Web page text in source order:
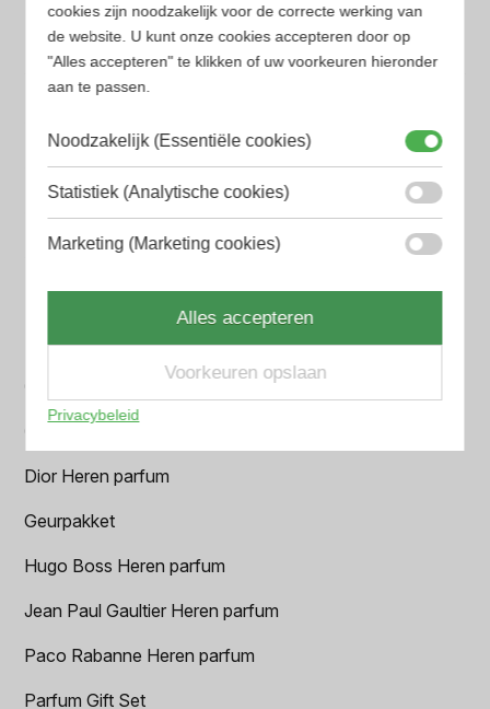
minder tijd en geld kwijt bent
Populaire herengeuren
Aramis Heren parfum
Armani Heren parfum
Azzaro Heren parfum
BALR. Heren parfum
BVLGARI Heren parfum
Chanel Heren parfum
Creed heren parfum
Dior Heren parfum
Geurpakket
Hugo Boss Heren parfum
Jean Paul Gaultier Heren parfum
Paco Rabanne Heren parfum
Parfum Gift Set
cookies zijn noodzakelijk voor de correcte werking van
de website. U kunt onze cookies accepteren door op
"Alles accepteren" te klikken of uw voorkeuren hieronder
aan te passen.
Noodzakelijk (Essentiële cookies)
Statistiek (Analytische cookies)
Marketing (Marketing cookies)
Alles accepteren
Voorkeuren opslaan
Privacybeleid